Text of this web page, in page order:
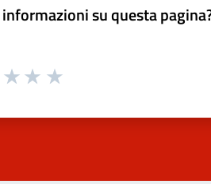
su questa